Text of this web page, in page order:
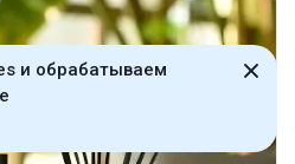
и обрабатываем